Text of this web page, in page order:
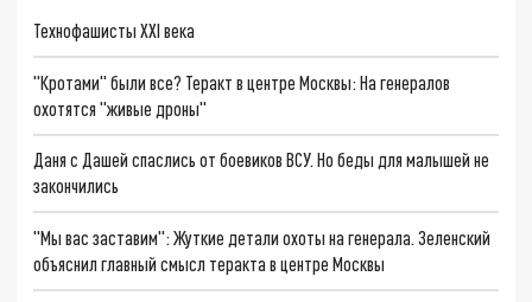
Технофашисты XXI века
"Кротами" были все? Теракт в центре Москвы: На генералов
охотятся "живые дроны"
Даня с Дашей спаслись от боевиков ВСУ. Но беды для малышей не
закончились
"Мы вас заставим": Жуткие детали охоты на генерала. Зеленский
объяснил главный смысл теракта в центре Москвы